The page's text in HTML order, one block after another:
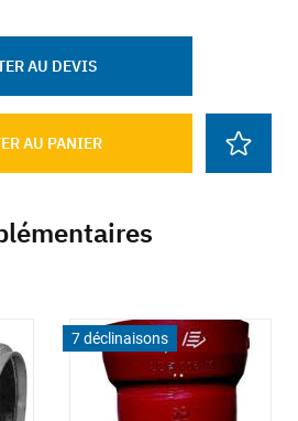
AU PANIER
AU DEVIS
7 déclinaisons